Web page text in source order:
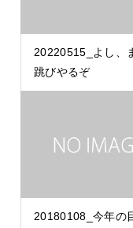
20220515_よし、
跳びやるぞ
20180108_今年の